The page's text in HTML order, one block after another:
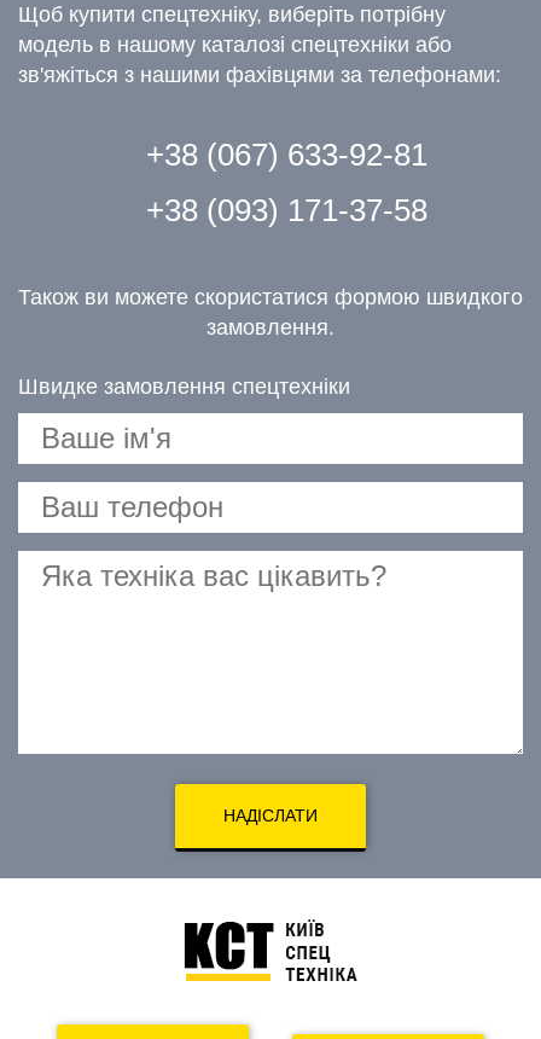
Щоб купити спецтехніку, виберіть потрібну
модель в нашому каталозі спецтехніки або
зв'яжіться з нашими фахівцями за телефонами:
+38 (067) 633-92-81
+38 (093) 171-37-58
Також ви можете скористатися формою швидкого
замовлення.
Швидке замовлення спецтехніки
НАДІСЛАТИ